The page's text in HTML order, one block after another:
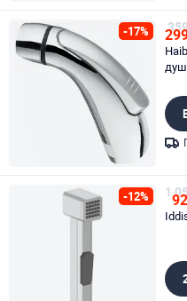
-17% 359
-12% 1